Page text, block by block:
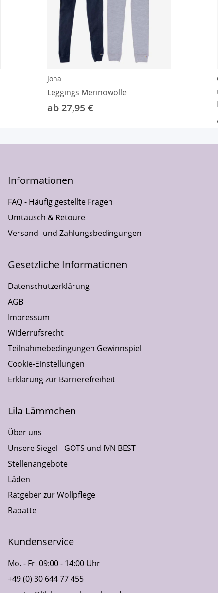
Joha
Leggings Merinowolle
ab 27,95 €
Informationen
FAQ - Häufig gestellte Fragen
Umtausch & Retoure
Versand- und Zahlungsbedingungen
Gesetzliche Informationen
Datenschutzerklärung
AGB
Impressum
Widerrufsrecht
Teilnahmebedingungen Gewinnspiel
Cookie-Einstellungen
Erklärung zur Barrierefreiheit
Lila Lämmchen
Über uns
Unsere Siegel - GOTS und IVN BEST
Stellenangebote
Läden
Ratgeber zur Wollpflege
Rabatte
Kundenservice
Mo. - Fr. 09:00 - 14:00 Uhr
+49 (0) 30 644 77 455